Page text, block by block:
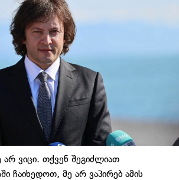
არ ვიცი. თქვენ შეგიძლიათ
ჩაიხედოთ, მე არ ვაპირებ ამის